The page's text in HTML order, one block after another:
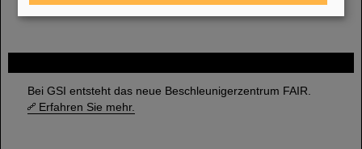
Bei GSI entsteht das neue Beschleunigerzentrum FAIR.
Erfahren Sie mehr.